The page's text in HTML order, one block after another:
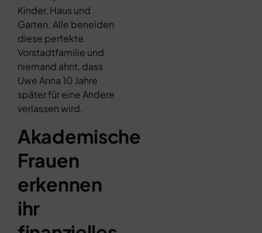
Kinder, Haus und
Garten. Alle beneiden
diese perfekte
Vorstadtfamilie und
niemand ahnt, dass
Uwe Anna 10 Jahre
später für eine Andere
verlassen wird.
Akademische
Frauen
erkennen
ihr